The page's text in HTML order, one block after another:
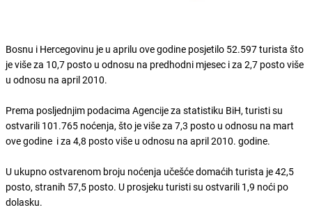
Bosnu i Hercegovinu je u aprilu ove godine posjetilo 52.597 turista što
je više za 10,7 posto u odnosu na predhodni mjesec i za 2,7 posto više
u odnosu na april 2010.
Prema posljednjim podacima Agencije za statistiku BiH, turisti su
ostvarili 101.765 noćenja, što je više za 7,3 posto u odnosu na mart
ove godine i za 4,8 posto više u odnosu na april 2010. godine.
U ukupno ostvarenom broju noćenja učešće domaćih turista je 42,5
posto, stranih 57,5 posto. U prosjeku turisti su ostvarili 1,9 noći po
dolasku.